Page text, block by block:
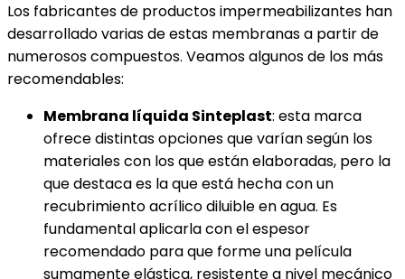
Los fabricantes de productos impermeabilizantes han
desarrollado varias de estas membranas a partir de
numerosos compuestos. Veamos algunos de los más
recomendables:
Membrana líquida Sinteplast: esta marca
ofrece distintas opciones que varían según los
materiales con los que están elaboradas, pero la
que destaca es la que está hecha con un
recubrimiento acrílico diluible en agua. Es
fundamental aplicarla con el espesor
recomendado para que forme una película
sumamente elástica, resistente a nivel mecánico